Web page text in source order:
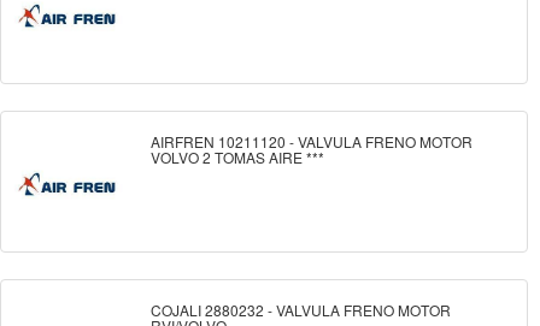
AIRFREN 10211120 - VALVULA FRENO MOTOR
VOLVO 2 TOMAS AIRE ***
COJALI 2880232 - VALVULA FRENO MOTOR